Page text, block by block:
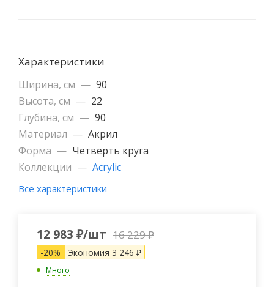
Характеристики
Ширина, см — 90
Высота, см — 22
Глубина, см — 90
Материал — Акрил
Форма — Четверть круга
Коллекции — Acrylic
Все характеристики
12 983 ₽/шт 16 229₽
-20% Экономия 3 246 ₽
Много